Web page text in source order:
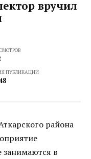
вручил
ПУБЛИКАЦИИ
района
занимаются в